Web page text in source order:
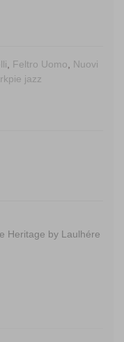
Feltro Uomo
Nuovi
jazz
Heritage by Laulhére